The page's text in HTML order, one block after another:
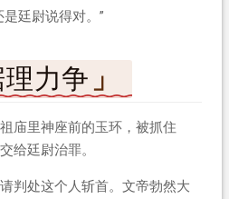
廷尉说得对。”
力争
庙里神座前的玉环，被抓住
给廷尉治罪。
判处这个人斩首。文帝勃然大